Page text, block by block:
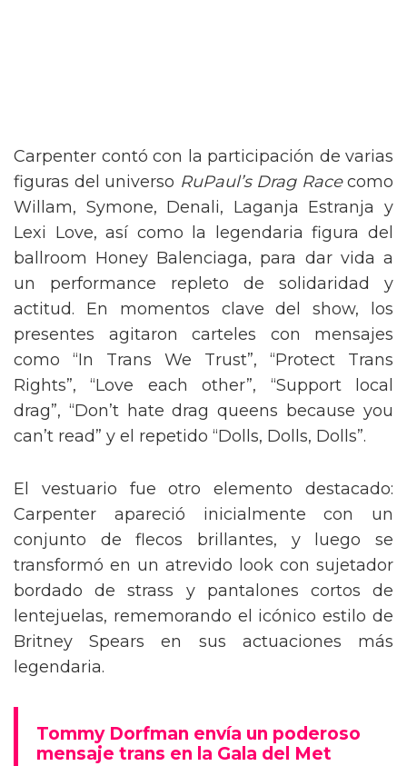
Carpenter contó con la participación de varias
figuras del universo RuPaul’s Drag Racecomo
Willam, Symone, Denali, Laganja Estranja y
Lexi Love, así como la legendaria figura del
ballroom Honey Balenciaga, para dar vida a
un performance repleto de solidaridad y
actitud. En momentos clave del show, los
presentes agitaron carteles con mensajes
como “In Trans We Trust”, “Protect Trans
Rights”, “Love each other”, “Support local
drag”, “Don’t hate drag queens because you
can’t read” y el repetido “Dolls, Dolls, Dolls”.
El vestuario fue otro elemento destacado:
Carpenter apareció inicialmente con un
conjunto de flecos brillantes, y luego se
transformó en un atrevido look con sujetador
bordado de strass y pantalones cortos de
lentejuelas, rememorando el icónico estilo de
Britney Spears en sus actuaciones más
legendaria.
Tommy Dorfman envía un poderoso
mensaje trans en la Gala del Met